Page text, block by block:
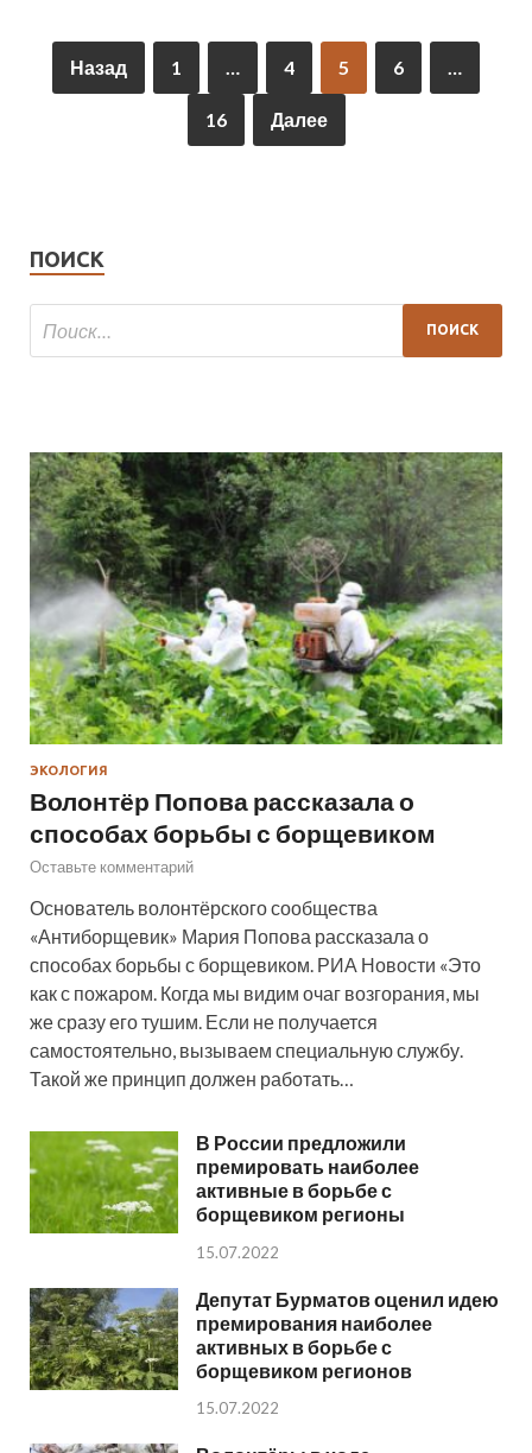
Назад 1 … 4 5 6 …
16 Далее
ПОИСК
ЭКОЛОГИЯ
Волонтёр Попова рассказала о
способах борьбы с борщевиком
Оставьте комментарий
Основатель волонтёрского сообщества
«Антиборщевик» Мария Попова рассказала о
способах борьбы с борщевиком. РИА Новости «Это
как с пожаром. Когда мы видим очаг возгорания, мы
же сразу его тушим. Если не получается
самостоятельно, вызываем специальную службу.
Такой же принцип должен работать…
В России предложили
премировать наиболее
активные в борьбе с
борщевиком регионы
15.07.2022
Депутат Бурматов оценил идею
премирования наиболее
активных в борьбе с
борщевиком регионов
15.07.2022